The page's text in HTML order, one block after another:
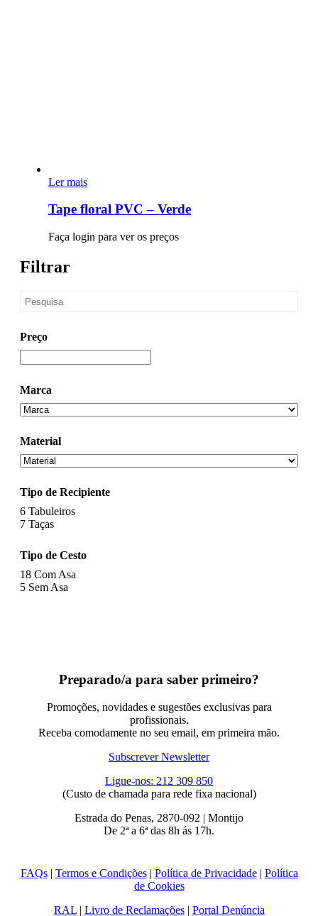
Ler mais
Tape floral PVC – Verde
Faça login para ver os preços
Filtrar
Preço
Marca
Material
Tipo de Recipiente
6 Tabuleiros
7 Taças
Tipo de Cesto
18 Com Asa
5 Sem Asa
Preparado/a para saber primeiro?
Promoções, novidades e sugestões exclusivas para
profissionais.
Receba comodamente no seu email, em primeira mão.
Subscrever Newsletter
Ligue-nos: 212 309 850
(Custo de chamada para rede fixa nacional)
Estrada do Penas, 2870-092 | Montijo
De 2ª a 6ª das 8h ás 17h.
FAQs| Termos e Condições| Política de Privacidade| Política
de Cookies
RAL| Livro de Reclamações| Portal Denúncia